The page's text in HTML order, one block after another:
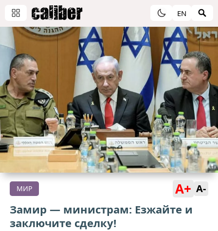
EN
МИР A+ A-
Замир — министрам: Езжайте и
заключите сделку!